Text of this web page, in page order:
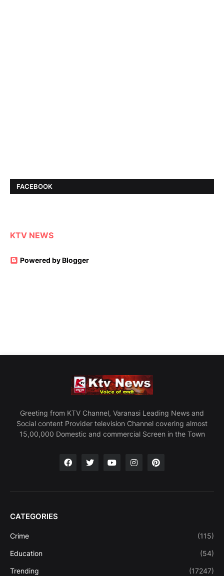
FACEBOOK
KTV NEWS
Powered by Blogger
Greeting from KTV Channel, Varanasi Leading News and
Social content Provider television Channel covering almost
15,00,000 Domestic and commercial Screen in the Town
CATEGORIES
Crime (115)
Education (54)
Trending (17247)